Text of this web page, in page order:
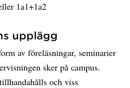
1a1+1a2
upplägg
av föreläsningar, seminarier
sker på campus.
och viss